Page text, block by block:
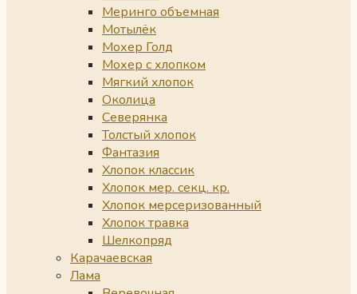
Меринго объемная
Мотылёк
Мохер Голд
Мохер с хлопком
Мягкий хлопок
Околица
Северянка
Толстый хлопок
Фантазия
Хлопок классик
Хлопок мер. секц. кр.
Хлопок мерсеризованный
Хлопок травка
Шелкопряд
Карачаевская
Лама